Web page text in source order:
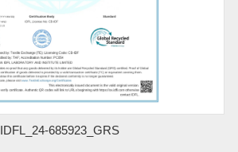
IDFL_24-685923_GRS